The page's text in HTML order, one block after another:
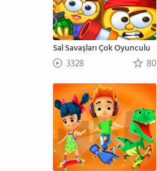
Sal Savaşları Çok Oyunculu
3328 80